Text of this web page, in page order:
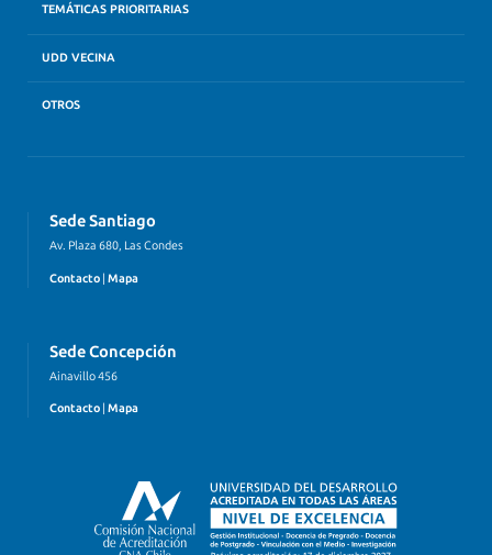
TEMÁTICAS PRIORITARIAS
UDD VECINA
OTROS
Sede Santiago
Av. Plaza 680, Las Condes
Contacto | Mapa
Sede Concepción
Ainavillo 456
Contacto Mapa